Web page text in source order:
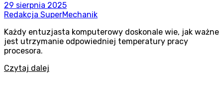
29 sierpnia 2025
Redakcja SuperMechanik
Każdy entuzjasta komputerowy doskonale wie, jak ważne
jest utrzymanie odpowiedniej temperatury pracy
procesora.
Czytaj dalej